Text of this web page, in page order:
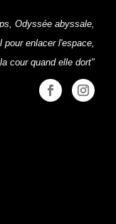
Odyssée abyssale,
pour enlacer l'espace,
cour quand elle dort"